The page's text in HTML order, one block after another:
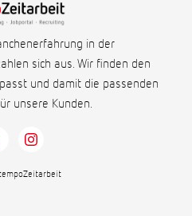
in der
sich aus. Wir finden den
und damit die passenden
unsere Kunden.